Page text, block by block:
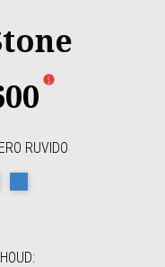
RUVIDO
: